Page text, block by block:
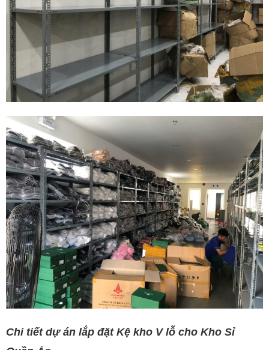
Chi tiết dự án lắp đặt Kệ kho V lỗ cho Kho Sỉ